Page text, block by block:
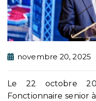
novembre 20, 2025
Le 22 octobre
Fonctionnaire senior